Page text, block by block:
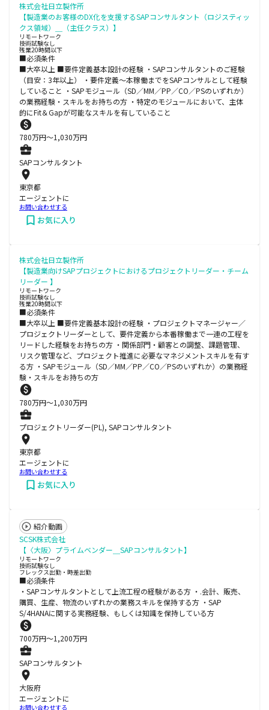
株式会社日立製作所
【製造業のお客様のDX化を支援するSAPコンサルタント（ロジスティッ
クス領域）＿（主任クラス）】
リモートワーク
技術試験なし
残業20時間以下
■必須条件
■大卒以上 ■要件定義基本設計の経験 ・SAPコンサルタントのご経験
（目安：3年以上） ・要件定義～本稼働までをSAPコンサルとして経験
していること ・SAPモジュール（SD／MM／PP／CO／PSのいずれか）
の業務経験・スキルをお持ちの方 ・特定のモジュールにおいて、主体
的にFit＆Gapが可能なスキルを有していること
780万円〜1,030万円
SAPコンサルタント
東京都
エージェントに
お問い合わせする
お気に入り
株式会社日立製作所
【製造業向けSAPプロジェクトにおけるプロジェクトリーダー・チーム
リーダー 】
リモートワーク
技術試験なし
残業20時間以下
■必須条件
■大卒以上 ■要件定義基本設計の経験 ・プロジェクトマネージャー／
プロジェクトリーダーとして、要件定義から本番稼働まで一連の工程を
リードした経験をお持ちの方 ・関係部門・顧客との調整、課題管理、
リスク管理など、プロジェクト推進に必要なマネジメントスキルを有す
る方 ・SAPモジュール（SD／MM／PP／CO／PSのいずれか）の業務経
験・スキルをお持ちの方
780万円〜1,030万円
プロジェクトリーダー(PL), SAPコンサルタント
東京都
エージェントに
お問い合わせする
お気に入り
紹介動画
SCSK株式会社
【〈大阪〉プライムベンダー＿SAPコンサルタント】
リモートワーク
技術試験なし
フレックス出勤・時差出勤
■必須条件
・SAPコンサルタントとして上流工程の経験がある方 ・.会計、販売、
購買、生産、物流のいずれかの業務スキルを保持する方 ・SAP
S/4HANAに関する実務経験、もしくは知識を保持している方
700万円〜1,200万円
SAPコンサルタント
大阪府
エージェントに
お問い合わせする